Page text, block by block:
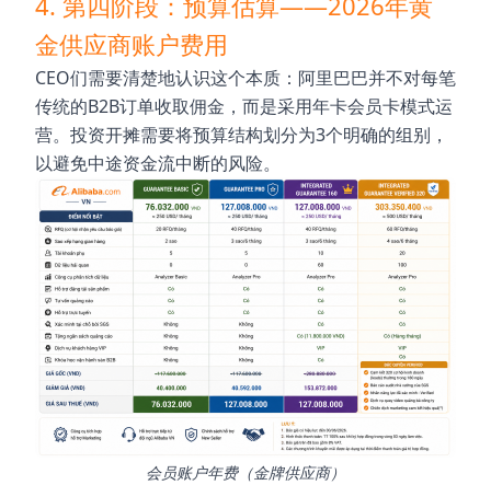
金供应商账户费用
CEO们需要清楚地认识这个本质：阿里巴巴并不对每笔
传统的B2B订单收取佣金，而是采用年卡会员卡模式运
营。投资开摊需要将预算结构划分为3个明确的组别，
以避免中途资金流中断的风险。
会员账户年费（金牌供应商）